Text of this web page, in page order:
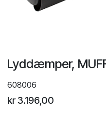
Lyddæmper,
608006
kr3.196,00